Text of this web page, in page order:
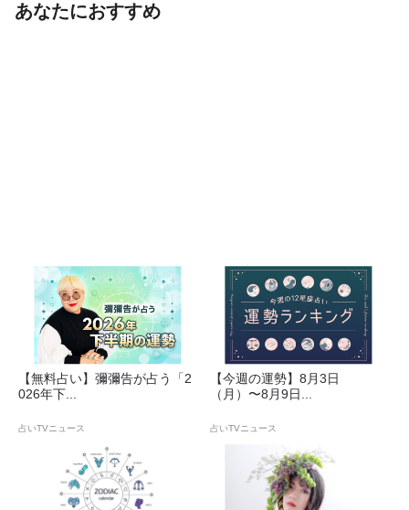
あなたにおすすめ
【無料占い】彌彌告が占う「2
026年下...
占いTVニュース
【今週の運勢】8月3日
（月）〜8月9日...
占いTVニュース